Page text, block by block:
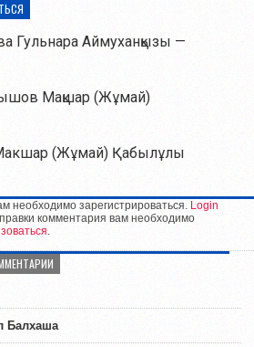
Гульнара Аймуханқызы —
Мақшар (Жұмай)
(Жұмай) Қабылұлы
необходимо зарегистрироваться. Login
комментария вам необходимо
.
Балхаша